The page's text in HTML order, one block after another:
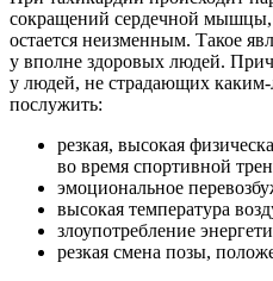
сокращений сердечной
остается неизменным. Такое
у вполне здоровых людей.
у людей, не страдающих
послужить:
резкая, высокая
во время спортивной
эмоциональное
высокая температура
злоупотребление
резкая смена позы,